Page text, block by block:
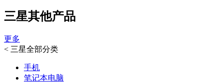
三星其他产品
更多
< 三星全部分类
手机
笔记本电脑